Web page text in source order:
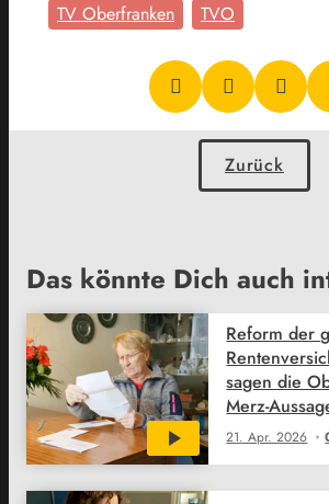
TV Oberfranken
TVO
Zurück
Das könnte Dich auch
21. Apr. 2026
Reform der
sagen die
Merz-